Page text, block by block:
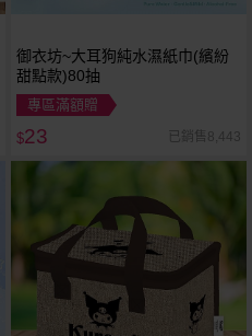
御衣坊~大耳狗純水濕紙巾(繽紛
甜點款)80抽
專區滿額贈
$23 已銷售8,443